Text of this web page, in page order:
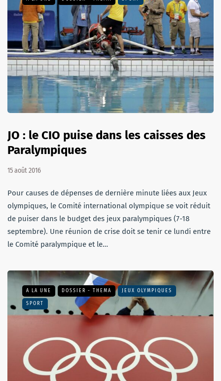
JO : le CIO puise dans les caisses des
Paralympiques
15 août 2016
Pour causes de dépenses de dernière minute liées aux Jeux
olympiques, le Comité international olympique se voit réduit
de puiser dans le budget des jeux paralympiques (7-18
septembre). Une réunion de crise doit se tenir ce lundi entre
le Comité paralympique et le…
A LA UNE DOSSIER - THEMA JEUX OLYMPIQUES
SPORT